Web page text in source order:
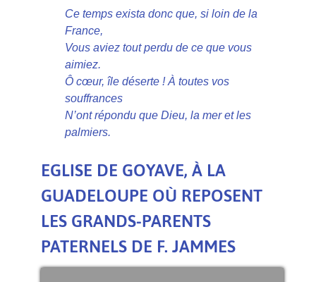
Ce temps exista donc que, si loin de la
France,
Vous aviez tout perdu de ce que vous
aimiez.
Ô cœur, île déserte ! À toutes vos
souffrances
N’ont répondu que Dieu, la mer et les
palmiers.
EGLISE DE GOYAVE, À LA
GUADELOUPE OÙ REPOSENT
LES GRANDS-PARENTS
PATERNELS DE F. JAMMES